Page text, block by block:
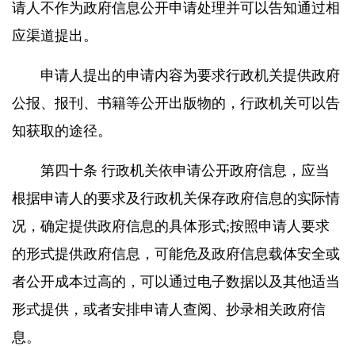
请人不作为政府信息公开申请处理并可以告知通过相
应渠道提出。
申请人提出的申请内容为要求行政机关提供政府
公报、报刊、书籍等公开出版物的，行政机关可以告
知获取的途径。
第四十条 行政机关依申请公开政府信息，应当
根据申请人的要求及行政机关保存政府信息的实际情
况，确定提供政府信息的具体形式;按照申请人要求
的形式提供政府信息，可能危及政府信息载体安全或
者公开成本过高的，可以通过电子数据以及其他适当
形式提供，或者安排申请人查阅、抄录相关政府信
息。